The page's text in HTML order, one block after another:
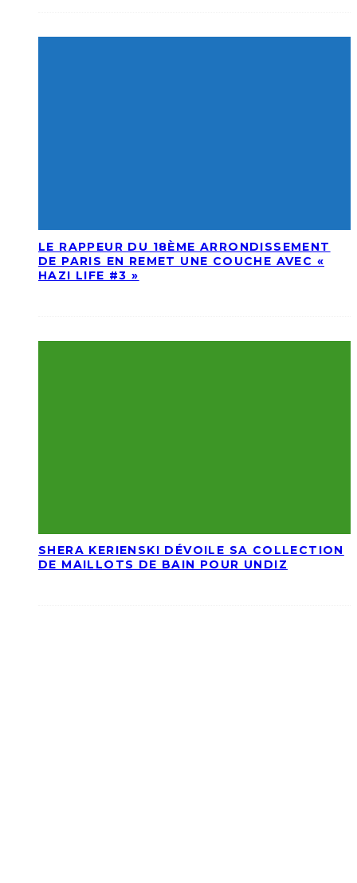
LE RAPPEUR DU 18ÈME ARRONDISSEMENT
DE PARIS EN REMET UNE COUCHE AVEC «
HAZI LIFE #3 »
SHERA KERIENSKI DÉVOILE SA COLLECTION
DE MAILLOTS DE BAIN POUR UNDIZ